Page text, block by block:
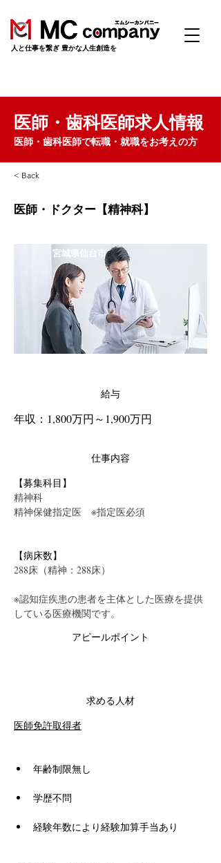
​人と仕事を繋ぎ 豊かな人生創造を
医師・歯科医師求人情報
医師・歯科医師で転職・就職をお考えの方
< Back
医師・ドクター【精神科】
宮城県仙台市
給与
年収：1,800万円～1,900万円
仕事内容
【募集科目】
精神科
精神保健指定医　※指定医必須
【病床数】
288床（精神：288床）
※認知症疾患の患者を主体とした医療を提供
している医療機関です。
アピールポイント
求める人材
医師免許取得者
年齢制限無し
学歴不問
経験年数により経験加算手当あり